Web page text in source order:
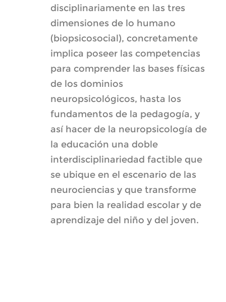
disciplinariamente en las tres
dimensiones de lo humano
(biopsicosocial), concretamente
implica poseer las competencias
para comprender las bases físicas
de los dominios
neuropsicológicos, hasta los
fundamentos de la pedagogía, y
así hacer de la neuropsicología de
la educación una doble
interdisciplinariedad factible que
se ubique en el escenario de las
neurociencias y que transforme
para bien la realidad escolar y de
aprendizaje del niño y del joven.